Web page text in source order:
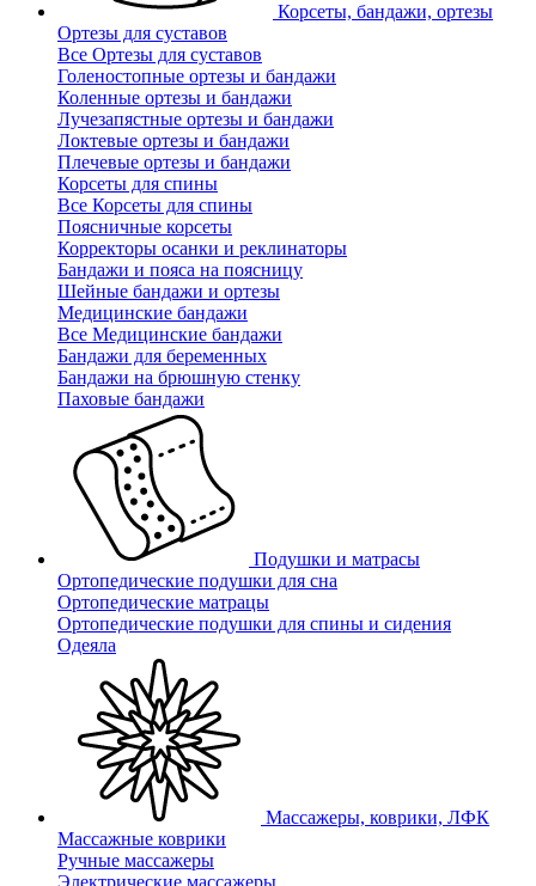
Корсеты, бандажи, ортезы
Ортезы для суставов
Все Ортезы для суставов
Голеностопные ортезы и бандажи
Коленные ортезы и бандажи
Лучезапястные ортезы и бандажи
Локтевые ортезы и бандажи
Плечевые ортезы и бандажи
Корсеты для спины
Все Корсеты для спины
Поясничные корсеты
Корректоры осанки и реклинаторы
Бандажи и пояса на поясницу
Шейные бандажи и ортезы
Медицинские бандажи
Все Медицинские бандажи
Бандажи для беременных
Бандажи на брюшную стенку
Паховые бандажи
Подушки и матрасы
Ортопедические подушки для сна
Ортопедические матрацы
Ортопедические подушки для спины и сидения
Одеяла
Массажеры, коврики, ЛФК
Массажные коврики
Ручные массажеры
Электрические массажеры